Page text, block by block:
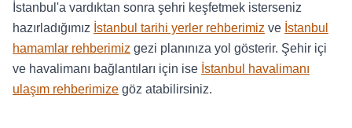
İstanbul'a vardıktan sonra şehri keşfetmek isterseniz
hazırladığımız İstanbul tarihi yerler rehberimiz ve İstanbul
hamamlar rehberimiz gezi planınıza yol gösterir. Şehir içi
ve havalimanı bağlantıları için ise İstanbul havalimanı
ulaşım rehberimize göz atabilirsiniz.